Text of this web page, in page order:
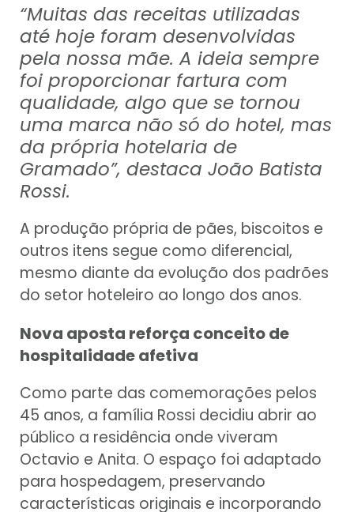
“Muitas das receitas utilizadas
até hoje foram desenvolvidas
pela nossa mãe. A ideia sempre
foi proporcionar fartura com
qualidade, algo que se tornou
uma marca não só do hotel, mas
da própria hotelaria de
Gramado”, destaca João Batista
Rossi.
A produção própria de pães, biscoitos e
outros itens segue como diferencial,
mesmo diante da evolução dos padrões
do setor hoteleiro ao longo dos anos.
Nova aposta reforça conceito de
hospitalidade afetiva
Como parte das comemorações pelos
45 anos, a família Rossi decidiu abrir ao
público a residência onde viveram
Octavio e Anita. O espaço foi adaptado
para hospedagem, preservando
características originais e incorporando